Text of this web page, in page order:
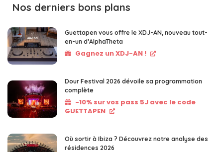
Nos derniers bons plans
Guettapen vous offre le XDJ-AN, nouveau tout-
en-un d’AlphaTheta
Gagnez un XDJ-AN !
Dour Festival 2026 dévoile sa programmation
complète
-10% sur vos pass 5J avec le code
GUETTAPEN
Où sortir à Ibiza ? Découvrez notre analyse des
résidences 2026